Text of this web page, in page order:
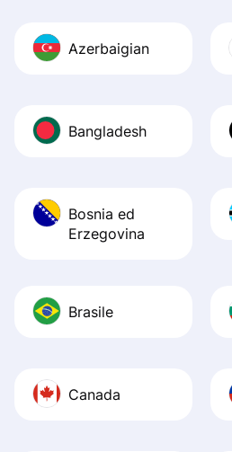
Azerbaigian
Bangladesh
Bosnia ed
Erzegovina
Brasile
Canada